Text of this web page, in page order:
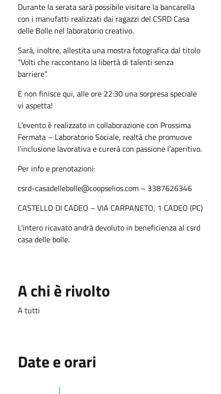
Durante la serata sarà possibile visitare la bancarella
con i manufatti realizzati dai ragazzi del CSRD Casa
delle Bolle nel laboratorio creativo.
Sarà, inoltre, allestita una mostra fotografica dal titolo
“Volti che raccontano la libertà di talenti senza
barriere”.
E non finisce qui, alle ore 22:30 una sorpresa speciale
vi aspetta!
L’evento è realizzato in collaborazione con Prossima
Fermata – Laboratorio Sociale, realtà che promuove
l’inclusione lavorativa e curerà con passione l’aperitivo.
Per info e prenotazioni:
csrd-casadellebolle@coopselios.com – 3387626346
CASTELLO DI CADEO – VIA CARPANETO, 1 CADEO (PC)
L'intero ricavato andrà devoluto in beneficienza al csrd
casa delle bolle.
A chi è rivolto
A tutti
Date e orari